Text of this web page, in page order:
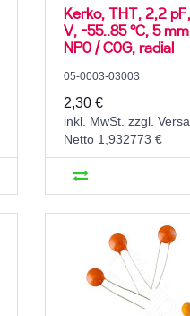
Kerko, THT, 2,2
V, -55..85 °C, 5
NP0 / C0G, radial
05-0003-03003
2,30 €
inkl. MwSt. zzgl.
Netto 1,932773 €